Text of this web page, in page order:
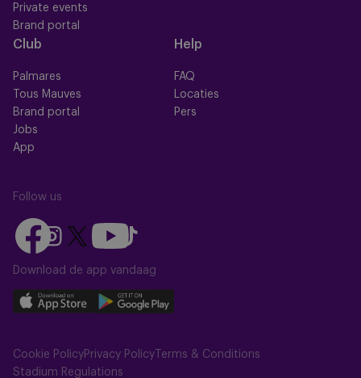
Private events
Brand portal
Club
Palmares
Tous Mauves
Brand portal
Jobs
App
Help
FAQ
Locaties
Pers
Follow us
Follow
us
on
Follow
us
on
Instagram
Follow
on
X
(Twitter)
Follow
us
on
Follow
us
on
TikTok
Download de app vandaag
Download
on
Download
on
Cookie PolicyPrivacy Policy Terms & Conditions
Stadium Regulations